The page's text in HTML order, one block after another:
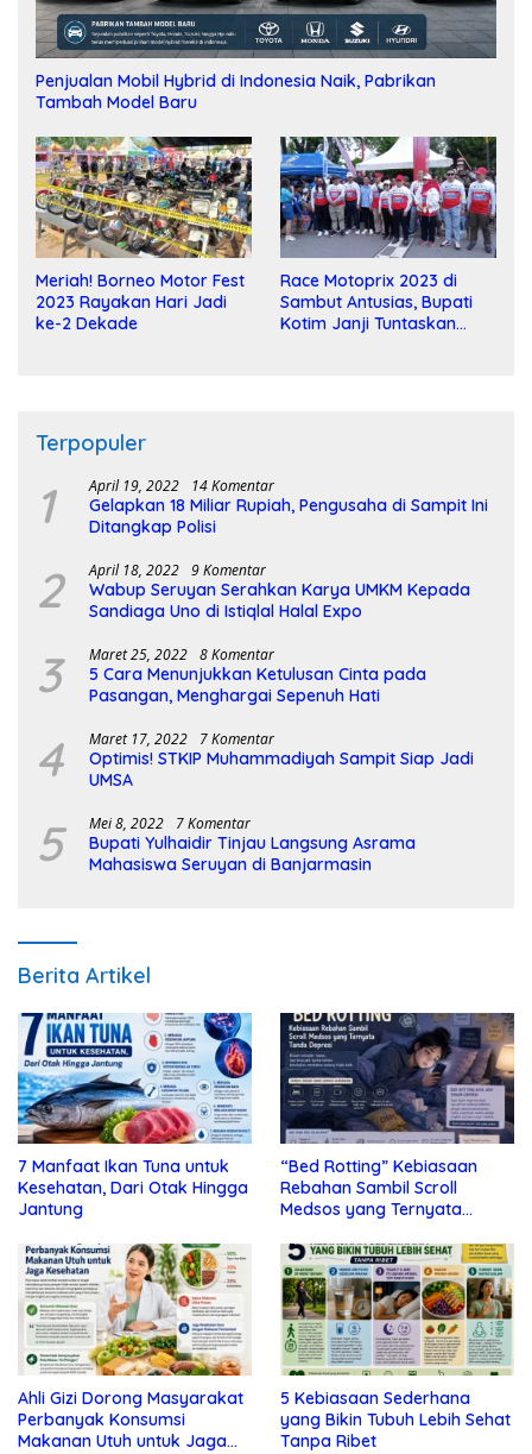
Penjualan Mobil Hybrid di Indonesia Naik, Pabrikan
Tambah Model Baru
Meriah! Borneo Motor Fest
2023 Rayakan Hari Jadi
ke-2 Dekade
Race Motoprix 2023 di
Sambut Antusias, Bupati
Kotim Janji Tuntaskan
Terpopuler
1 April 19, 2022 14 Komentar
Gelapkan 18 Miliar Rupiah, Pengusaha di Sampit Ini
Ditangkap Polisi
2 April 18, 2022 9 Komentar
Wabup Seruyan Serahkan Karya UMKM Kepada
Sandiaga Uno di Istiqlal Halal Expo
3 Maret 25, 2022 8 Komentar
5 Cara Menunjukkan Ketulusan Cinta pada
Pasangan, Menghargai Sepenuh Hati
4 Maret 17, 2022 7 Komentar
Optimis! STKIP Muhammadiyah Sampit Siap Jadi
UMSA
5 Mei 8, 2022 7 Komentar
Bupati Yulhaidir Tinjau Langsung Asrama
Mahasiswa Seruyan di Banjarmasin
Berita Artikel
7 Manfaat Ikan Tuna untuk
Kesehatan, Dari Otak Hingga
Jantung
“Bed Rotting” Kebiasaan
Rebahan Sambil Scroll
Medsos yang Ternyata
Ahli Gizi Dorong Masyarakat
Perbanyak Konsumsi
Makanan Utuh untuk Jaga
5 Kebiasaan Sederhana
yang Bikin Tubuh Lebih Sehat
Tanpa Ribet